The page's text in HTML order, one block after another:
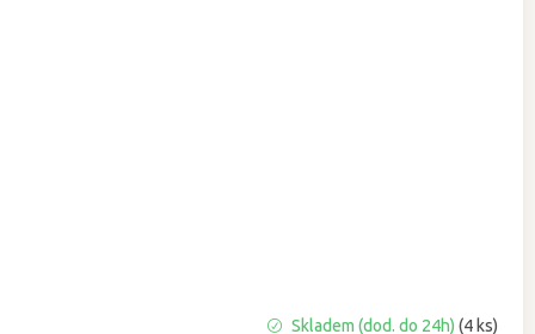
Skladem (dod. do 24h) (4 ks)